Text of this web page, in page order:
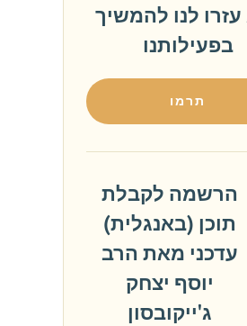
לנו להמשיך
בפעילותנו
תרמו
הרשמה לקבלת
תוכן (באנגלית)
עדכני מאת הרב
יוסף יצחק
ג'ייקובסון